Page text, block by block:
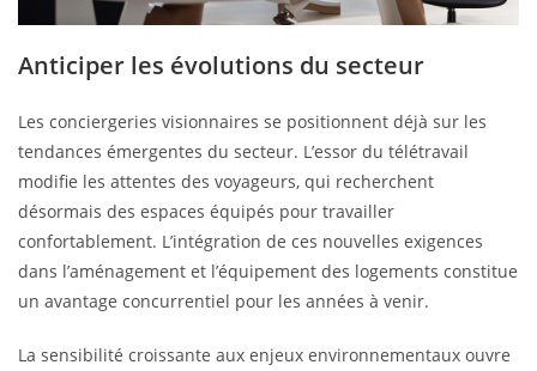
Anticiper les évolutions du secteur
Les conciergeries visionnaires se positionnent déjà sur les
tendances émergentes du secteur. L’essor du télétravail
modifie les attentes des voyageurs, qui recherchent
désormais des espaces équipés pour travailler
confortablement. L’intégration de ces nouvelles exigences
dans l’aménagement et l’équipement des logements constitue
un avantage concurrentiel pour les années à venir.
La sensibilité croissante aux enjeux environnementaux ouvre